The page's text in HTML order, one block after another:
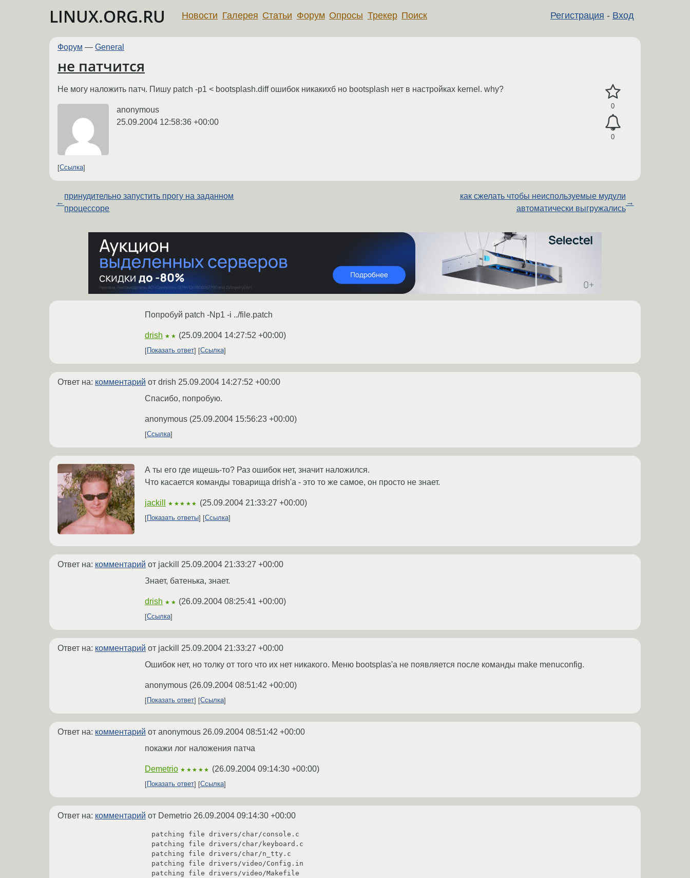
LINUX.ORG.RU Регистрация - Вход
Новости Галерея Статьи Форум Опросы Трекер Поиск
Форум — General
не патчится
0
0
Не могу наложить патч. Пишу patch -p1 < bootsplash.diff ошибок никакихб но bootsplash нет в настройках kernel. why?
anonymous
25.09.2004 12:58:36 +00:00
Ссылка
←
принудительно запустить прогу на заданном
процессоре
как сжелать чтобы неиспользуемые мудули
автоматически выгружались
→
Попробуй patch -Np1 -i ../file.patch
drish ★★ (25.09.2004 14:27:52 +00:00)
Показать ответ Ссылка
Ответ на: комментарий от drish 25.09.2004 14:27:52 +00:00
Спасибо, попробую.
anonymous (25.09.2004 15:56:23 +00:00)
Ссылка
А ты его где ищешь-то? Раз ошибок нет, значит наложился.
Что касается команды товарища drish'а - это то же самое, он просто не знает.
jackill ★★★★★ (25.09.2004 21:33:27 +00:00)
Показать ответы Ссылка
Ответ на: комментарий от jackill 25.09.2004 21:33:27 +00:00
Знает, батенька, знает.
drish ★★ (26.09.2004 08:25:41 +00:00)
Ссылка
Ответ на: комментарий от jackill 25.09.2004 21:33:27 +00:00
Ошибок нет, но толку от того что их нет никакого. Меню bootsplas'a не появляется после команды make menuconfig.
anonymous (26.09.2004 08:51:42 +00:00)
Показать ответ Ссылка
Ответ на: комментарий от anonymous 26.09.2004 08:51:42 +00:00
покажи лог наложения патча
Demetrio ★★★★★ (26.09.2004 09:14:30 +00:00)
Показать ответ Ссылка
Ответ на: комментарий от Demetrio 26.09.2004 09:14:30 +00:00
patching file drivers/char/console.c
patching file drivers/char/keyboard.c
patching file drivers/char/n_tty.c
patching file drivers/video/Config.in
patching file drivers/video/Makefile